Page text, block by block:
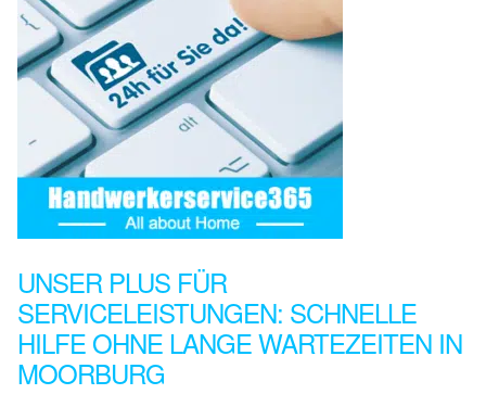
UNSER PLUS FÜR
SERVICELEISTUNGEN: SCHNELLE
HILFE OHNE LANGE WARTEZEITEN IN
MOORBURG